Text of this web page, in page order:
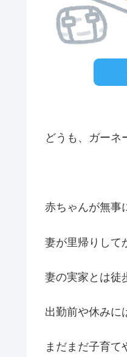
どうも、ガーネ
赤ちゃんが無事
妻が里帰りして
妻の実家とは徒
出勤前や休みに
まだまだ子育て